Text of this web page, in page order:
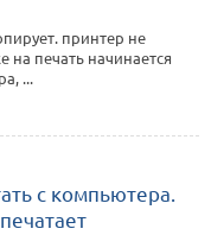
принтер не
на печать начинается
...
с компьютера.